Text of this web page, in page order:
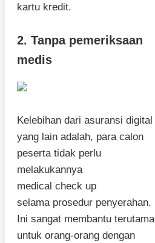
kartu kredit.
2. Tanpa pemeriksaan
medis
Kelebihan dari asuransi digital
yang lain adalah, para calon
peserta tidak perlu
melakukannya
medical check up
selama prosedur penyerahan.
Ini sangat membantu terutama
untuk orang-orang dengan